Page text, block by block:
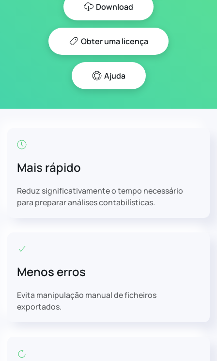
Download
Obter uma licença
Ajuda
Mais rápido
Reduz significativamente o tempo necessário
para preparar análises contabilísticas.
Menos erros
Evita manipulação manual de ficheiros
exportados.